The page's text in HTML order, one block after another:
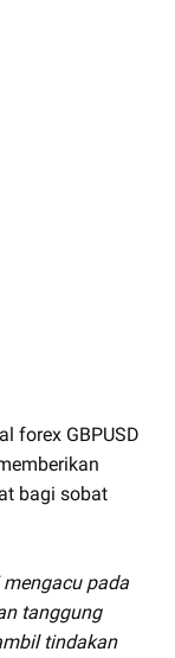
forex GBPUSD
bagi sobat
pada
tanggung
tindakan